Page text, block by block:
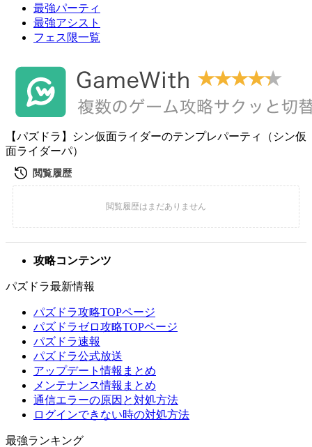
最強パーティ
最強アシスト
フェス限一覧
【パズドラ】シン仮面ライダーのテンプレパーティ（シン仮
面ライダーパ）
攻略コンテンツ
パズドラ最新情報
パズドラ攻略TOPページ
パズドラゼロ攻略TOPページ
パズドラ速報
パズドラ公式放送
アップデート情報まとめ
メンテナンス情報まとめ
通信エラーの原因と対処方法
ログインできない時の対処方法
最強ランキング